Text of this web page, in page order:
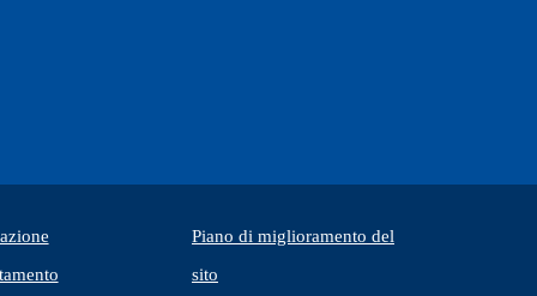
Piano di miglioramento del
sito